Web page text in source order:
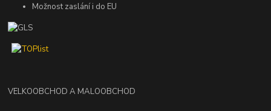
Možnost zaslání i do EU
VELKOOBCHOD A MALOOBCHOD